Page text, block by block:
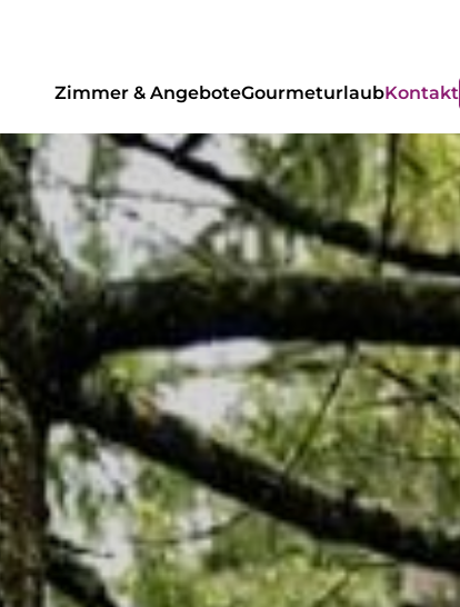
Zimmer & AngeboteGourmeturlaubKontakt
ANREISE
07 AUG.
Anfragen